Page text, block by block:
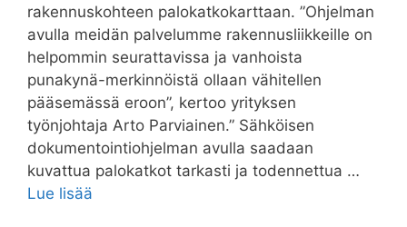
rakennuskohteen palokatkokarttaan. ”Ohjelman
avulla meidän palvelumme rakennusliikkeille on
helpommin seurattavissa ja vanhoista
punakynä-merkinnöistä ollaan vähitellen
pääsemässä eroon”, kertoo yrityksen
työnjohtaja Arto Parviainen.” Sähköisen
dokumentointiohjelman avulla saadaan
kuvattua palokatkot tarkasti ja todennettua …
Lue lisää